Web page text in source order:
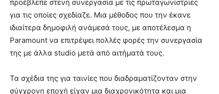
προέβλεπε στενή συνεργασία με τις πρωταγωνίστριες
για τις οποίες σχεδίαζε. Mια μέθοδος που την έκανε
ιδιαίτερα δημοφιλή ανάμεσά τους, με αποτέλεσμα η
Paramount να επιτρέψει πολλές φορές την συνεργασία
της με άλλα studio μετά από αιτήματά τους.
Τα σχέδια της για ταινίες που διαδραματίζονταν στην
σύγχρονη εποχή είχαν μια διαχρονικότητα και μια